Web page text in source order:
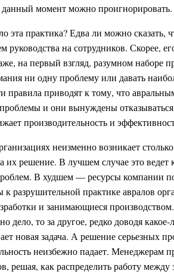
момент можно проигнорировать.
эта практика? Едва ли можно сказать,
руководства на сотрудников. Скорее,
на первый взгляд, разумном наборе
ни одну проблему или давать
правила приводят к тому, что
и они вынуждены
производительность и
неизменно возникает
их решение. В лучшем случае это
В худшем — ресурсы компании
разрушительной практике авралов
и занимающиеся
дело, то за другое, редко доводя
новая задача. А решение серьезных
неизбежно падает. Менеджерам
решая, как распределить работу